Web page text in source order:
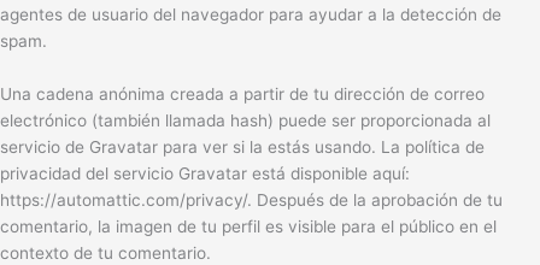
agentes de usuario del navegador para ayudar a la detección de
spam.
Una cadena anónima creada a partir de tu dirección de correo
electrónico (también llamada hash) puede ser proporcionada al
servicio de Gravatar para ver si la estás usando. La política de
privacidad del servicio Gravatar está disponible aquí:
https://automattic.com/privacy/. Después de la aprobación de tu
comentario, la imagen de tu perfil es visible para el público en el
contexto de tu comentario.